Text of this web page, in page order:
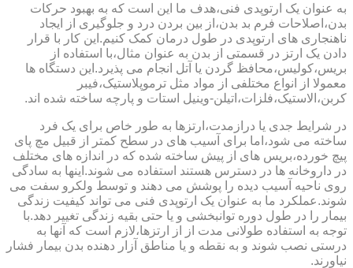
به عنوان یک ارتوپدی فنی،هدف ما این است که به بهبود حرکات
بدن،اصلاحات فرم بد بدن،از بین بردن درد و جلوگیری از ایجاد
ناهنجاری های ارتوپدی در طول درمان کمک کنیم.این کار با قرار
دادن یک ارتز در قسمتی از بدن به عنوان مثال،با استفاده از
بریس،کولیس،محافظ گردن یا آتل انجام می پذیرد.این دستگاه ها
معمولا از انواع مختلفی از مواد مثل ترموپلاستیک،فیبر
کربن،الاستیک،فلزات،اتیلن-وینیل استات و پارچه ساخته شده اند.
در شرایط جدی یا درازمدت،ارتزها به طور خاص برای یک فرد
ساخته می شود،اما برای آسیب های در سطح کمتر از قبیل مچ پای
پیچ خورده،بریس های از پیش ساخته شده که در اندازه های مختلف
در داروخانه ها در دسترس هستند استفاده می شوند.اینها به سادگی
روی ناحیه آسیب دیده را پوشش می دهند و توسط ولکرو سفت می
شوند.عملکرد ما به عنوان یک ارتوپدی فنی می تواند کیفیت زندگی
بیمار را در طول دوره توانبخشی و یا حتی بقیه زندگی تغییر دهد.با
توجه به استفاده طولانی مدت از از ارتزها،لازم است که آنها به
درستی نصب شوند و به نقطه و یا مناطق آزار دهنده بدن بیمار فشار
نیاورند.